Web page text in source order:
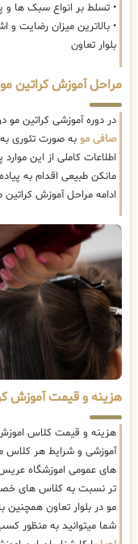
• تسلط بر انواع سبک ها
• بالاترین میزان رضایت و
بلوار تعاون
مراحل آموزش کراتین مو
در دوره آموزشی کراتین مو
صافی مو به صورت تئوری
اطلاعات کاملی از این
مانکن طبیعی اقدام به
ادامه مراحل آموزش کراتین
هزینه و قیمت آموزش
هزینه و قیمت کلاس اموزش
آموزشی و شرایط هر کلاس
های عمومی اموزشگاه
تر نسبت به کلاس های
مو در بلوار تعاون همچنین
شما میتوانید به منظور